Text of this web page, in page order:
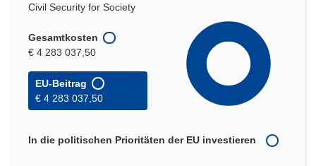
Civil Security for Society
Gesamtkosten
€ 4 283 037,50
EU-Beitrag
€ 4 283 037,50
In die politischen Prioritäten der EU investieren